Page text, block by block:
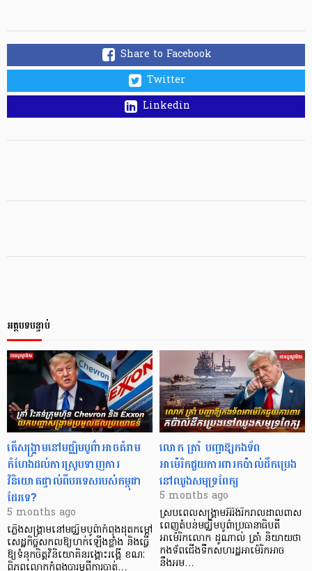
Share to Facebook
Twitter
Linkedin
អត្ថបទបន្ទាប់
តើសង្រ្គាមនៅមជ្ឈិមបូព៌ាអាចគំរាម
កំហែងដល់ការស្រូបទាញការ
វិនិយោគផ្ទាល់ពីបរទេសរបស់កម្ពុជា
ដែរទេ?
5 months ago
ភ្លើងសង្គ្រាមនៅមជ្ឈិមបូព៌ាកំពុងដុតកម្ដៅ
សេដ្ឋកិច្ចសកលឱ្យហក់ឡើងខ្លាំង និងធ្វើ
ឱ្យទំនុកចិត្តវិនិយោគិនរង្គោះរង្គើ ខណៈ
ពិភពលោកកំពុងបារម្ភពីការបាត់…
លោក ត្រាំ បញ្ជាឱ្យកងទ័ព
អាម៉េរិកជួយការពារកប៉ាល់ដឹកប្រេង
នៅឈូងសមុទ្រពែក្ស
5 months ago
ស្របពេលសង្គ្រាមអ៊ីរ៉ង់រីករាលដាលពាស
ពេញតំបន់មជ្ឈិមបូព៌ាប្រធានាធិបតី
អាម៉េរិកលោក ដូណាល់ ត្រាំ និយាយថា
កងទ័ពជើងទឹកសហរដ្ឋអាម៉េរិកអាច
នឹងអម…